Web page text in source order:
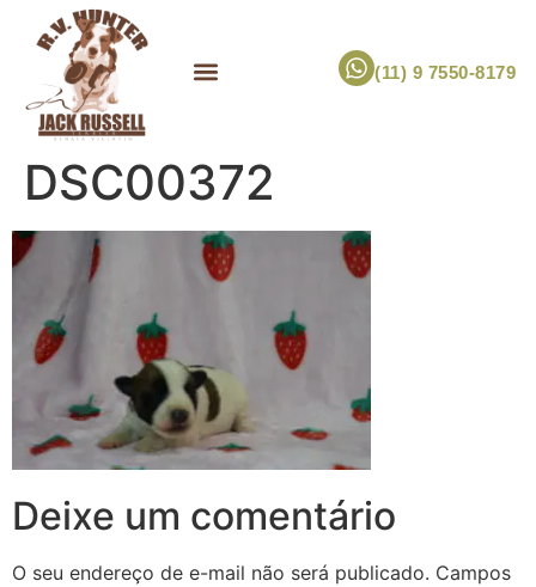
(11) 9 7550-8179
DSC00372
Deixe um comentário
O seu endereço de e-mail não será publicado. Campos